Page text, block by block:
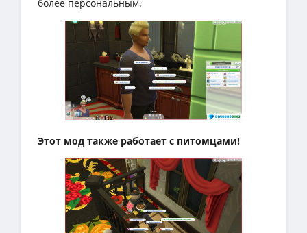
более персональным.
Этот мод также работает с питомцами!